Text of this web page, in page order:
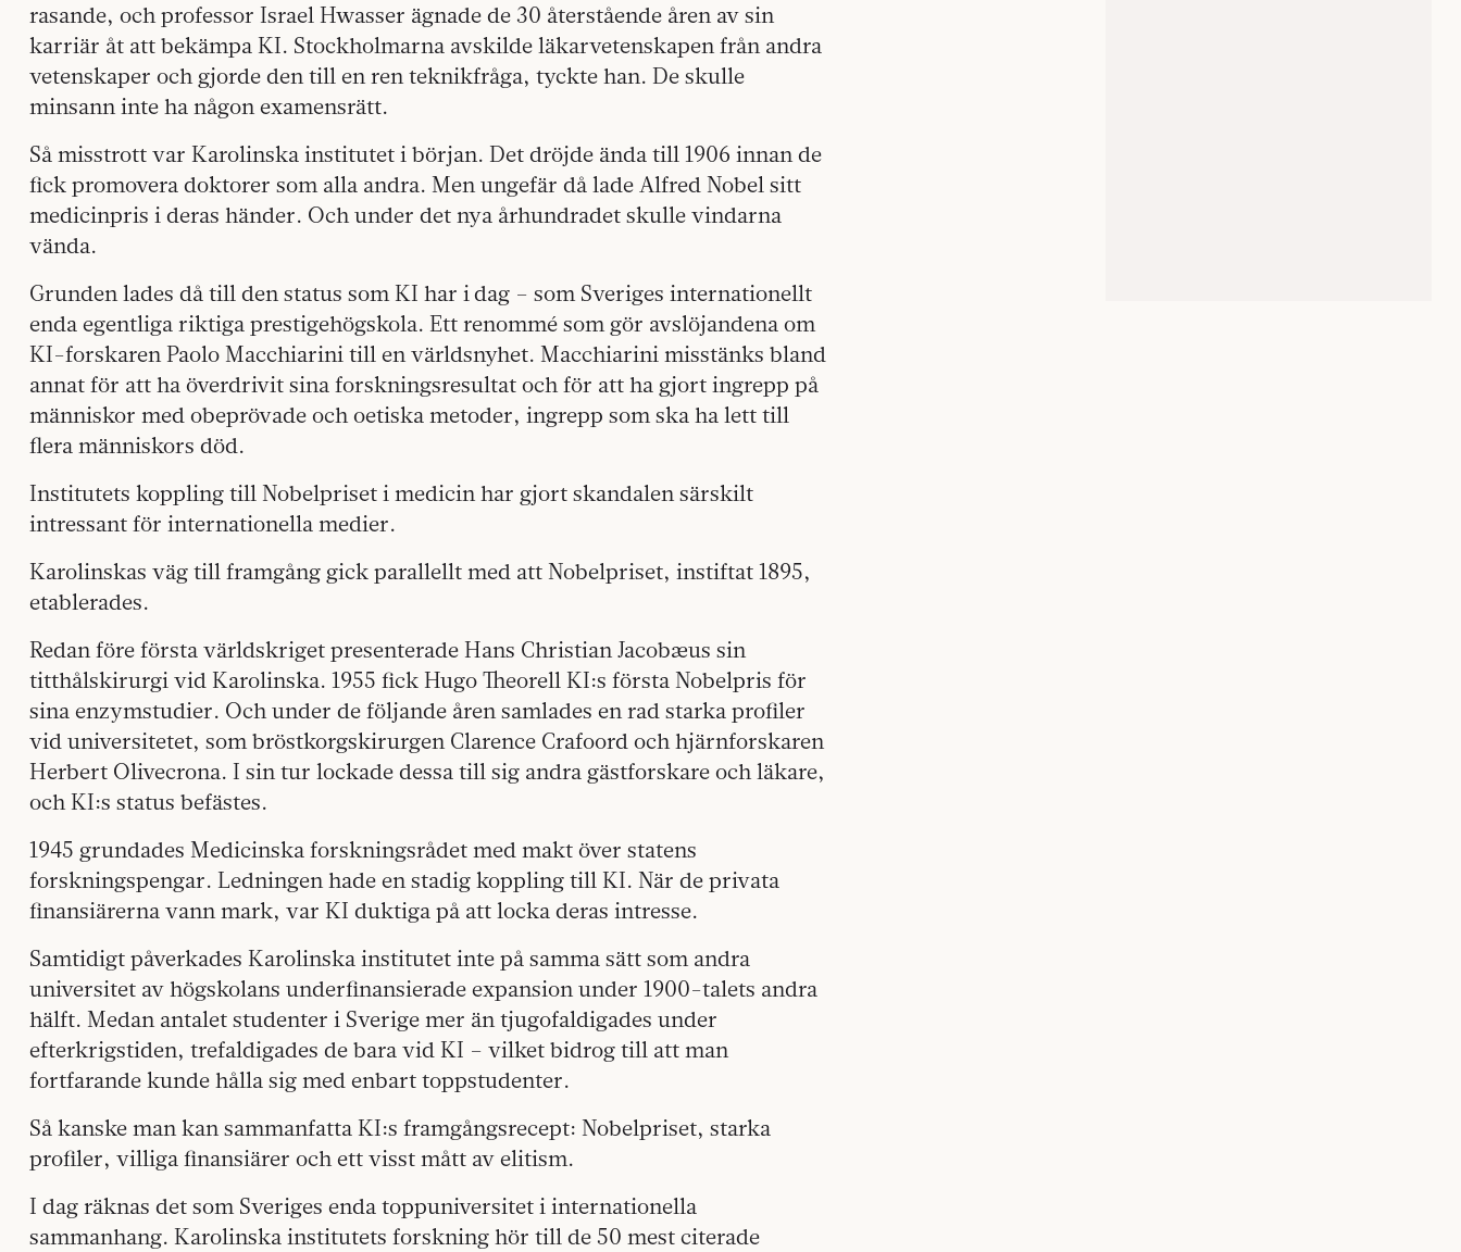
rasande, och professor Israel Hwasser ägnade de 30 återstående åren av sin
karriär åt att bekämpa KI. Stockholmarna avskilde läkarvetenskapen från andra
vetenskaper och gjorde den till en ren teknikfråga, tyckte han. De skulle
minsann inte ha någon examensrätt.
Så misstrott var Karolinska institutet i början. Det dröjde ända till 1906 innan de
fick promovera doktorer som alla andra. Men ungefär då lade Alfred Nobel sitt
medicinpris i deras händer. Och under det nya århundradet skulle vindarna
vända.
Grunden lades då till den status som KI har i dag – som Sveriges internationellt
enda egentliga riktiga prestigehögskola. Ett renommé som gör avslöjandena om
KI-forskaren Paolo Macchiarini till en världsnyhet. Macchiarini misstänks bland
annat för att ha överdrivit sina forskningsresultat och för att ha gjort ingrepp på
människor med obeprövade och oetiska metoder, ingrepp som ska ha lett till
flera människors död.
Institutets koppling till Nobelpriset i medicin har gjort skandalen särskilt
intressant för internationella medier.
Karolinskas väg till framgång gick parallellt med att Nobelpriset, instiftat 1895,
etablerades.
Redan före första världskriget presenterade Hans Christian Jacobæus sin
titthålskirurgi vid Karolinska. 1955 fick Hugo Theorell KI:s första Nobelpris för
sina enzymstudier. Och under de följande åren samlades en rad starka profiler
vid universitetet, som bröstkorgskirurgen Clarence Crafoord och hjärnforskaren
Herbert Olivecrona. I sin tur lockade dessa till sig andra gästforskare och läkare,
och KI:s status befästes.
1945 grundades Medicinska forskningsrådet med makt över statens
forskningspengar. Ledningen hade en stadig koppling till KI. När de privata
finansiärerna vann mark, var KI duktiga på att locka deras intresse.
Samtidigt påverkades Karolinska institutet inte på samma sätt som andra
universitet av högskolans underfinansierade expansion under 1900-talets andra
hälft. Medan antalet studenter i Sverige mer än tjugofaldigades under
efterkrigstiden, trefaldigades de bara vid KI – vilket bidrog till att man
fortfarande kunde hålla sig med enbart toppstudenter.
Så kanske man kan sammanfatta KI:s framgångsrecept: Nobelpriset, starka
profiler, villiga finansiärer och ett visst mått av elitism.
I dag räknas det som Sveriges enda toppuniversitet i internationella
sammanhang. Karolinska institutets forskning hör till de 50 mest citerade